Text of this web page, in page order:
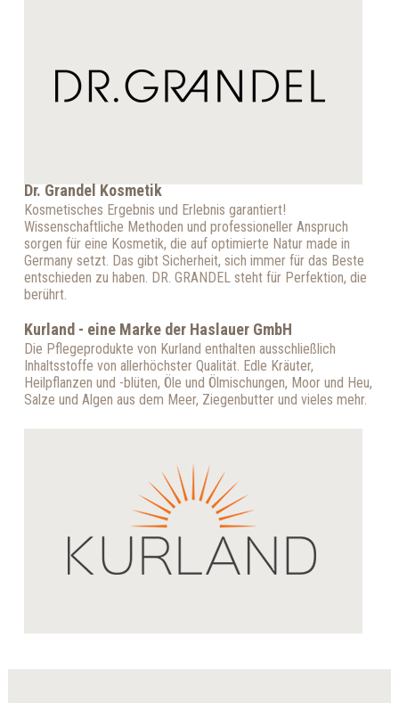
Dr. Grandel Kosmetik
Kosmetisches Ergebnis und Erlebnis garantiert!
Wissenschaftliche Methoden und professioneller Anspruch
sorgen für eine Kosmetik, die auf optimierte Natur made in
Germany setzt. Das gibt Sicherheit, sich immer für das Beste
entschieden zu haben. DR. GRANDEL steht für Perfektion, die
berührt.
Kurland - eine Marke der Haslauer GmbH
Die Pflegeprodukte von Kurland enthalten ausschließlich
Inhaltsstoffe von allerhöchster Qualität. Edle Kräuter,
Heilpflanzen und -blüten, Öle und Ölmischungen, Moor und Heu,
Salze und Algen aus dem Meer, Ziegenbutter und vieles mehr.